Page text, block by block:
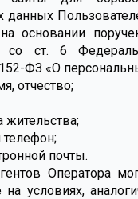
данных
основании
со ст. 6
ФЗ «О
отчество;
жительства;
почты.
Оператора
условиях,